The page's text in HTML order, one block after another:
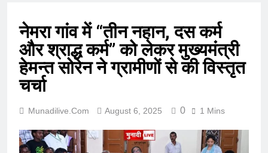
नेमरा गांव में “तीन नहान, दस कर्म
और श्राद्ध कर्म” को लेकर मुख्यमंत्री
हेमन्त सोरेन ने ग्रामीणों से की विस्तृत
चर्चा
Munadilive.com August 6, 2025 0 1 Mins